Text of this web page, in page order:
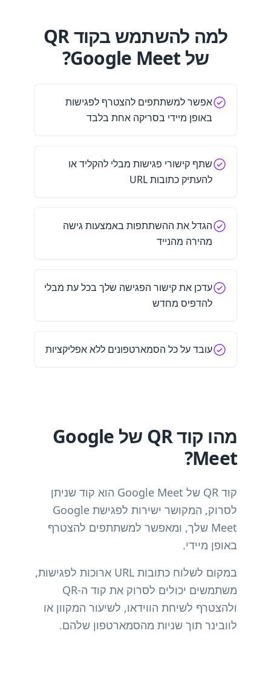
למה להשתמש בקוד QR
של Google Meet?
אפשר למשתתפים להצטרף לפגישות
באופן מיידי בסריקה אחת בלבד
שתף קישורי פגישות מבלי להקליד או
להעתיק כתובות URL
הגדל את ההשתתפות באמצעות גישה
מהירה מהנייד
עדכן את קישור הפגישה שלך בכל עת מבלי
להדפיס מחדש
עובד על כל הסמארטפונים ללא אפליקציות
מהו קוד QR של Google
Meet?
קוד QR של Google Meet הוא קוד שניתן
לסרוק, המקושר ישירות לפגישת Google
Meet שלך, ומאפשר למשתתפים להצטרף
באופן מיידי.
במקום לשלוח כתובות URL ארוכות לפגישות,
משתמשים יכולים לסרוק את קוד ה-QR
ולהצטרף לשיחת הווידאו, לשיעור המקוון או
לוובינר תוך שניות מהסמארטפון שלהם.